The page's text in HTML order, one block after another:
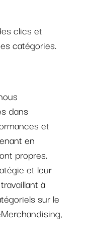
clics et
catégories.
dans
et
en
propres.
et leur
à
sur le